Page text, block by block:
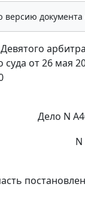
версию документа
от 26 мая
Дело N